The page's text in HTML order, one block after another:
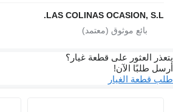
LAS COLINAS OCASION, S.L.
يتعذر العثور على قطعة غيار؟
أرسل طلبًا الآن!
طلب قطعة الغيار